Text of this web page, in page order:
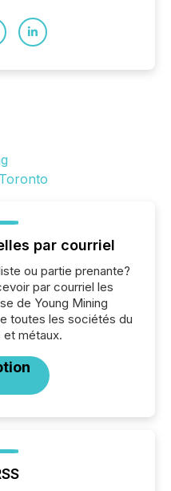
par courriel
ou partie prenante?
par courriel les
de Young Mining
toutes les sociétés du
métaux.